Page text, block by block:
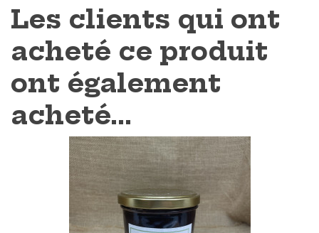
Les clients qui ont
acheté ce produit
ont également
acheté...